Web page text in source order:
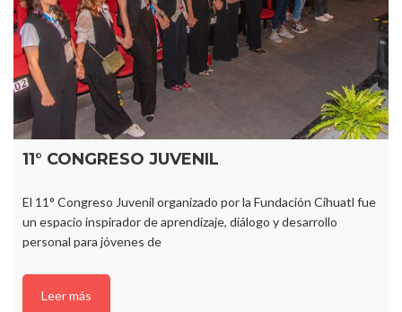
11° CONGRESO JUVENIL
El 11° Congreso Juvenil organizado por la Fundación Cihuatl fue
un espacio inspirador de aprendizaje, diálogo y desarrollo
personal para jóvenes de
Leer más